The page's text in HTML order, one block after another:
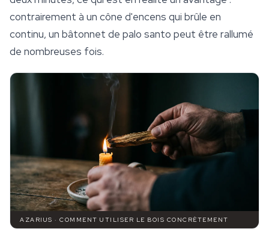
contrairement à un cône d'encens qui brûle en
continu, un bâtonnet de palo santo peut être rallumé
de nombreuses fois.
AZARIUS · COMMENT UTILISER LE BOIS CONCRÈTEMENT